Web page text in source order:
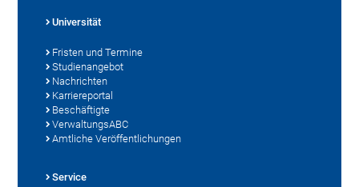
Universität
Fristen und Termine
Studienangebot
Nachrichten
Karriereportal
Beschäftigte
VerwaltungsABC
Amtliche Veröffentlichungen
Service